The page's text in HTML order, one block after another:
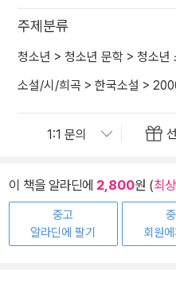
주제분류
청소년 > 청소년 문학 > 청소년
소설/시/희곡 > 한국소설 >
이 책을 알라딘에 2,800원 (최상
중고
알라딘에 팔기
회원에